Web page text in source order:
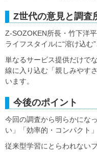
Z世代の意見と調査
Z-SOZOKEN所長・竹下洋
ライフスタイルに“溶け込む
単なるサービス提供だけで
線に入り込む「親しみやす
います。
今後のポイント
今回の調査から明らかにな
い」「効率的・コンパクト
従来型学習にとらわれない